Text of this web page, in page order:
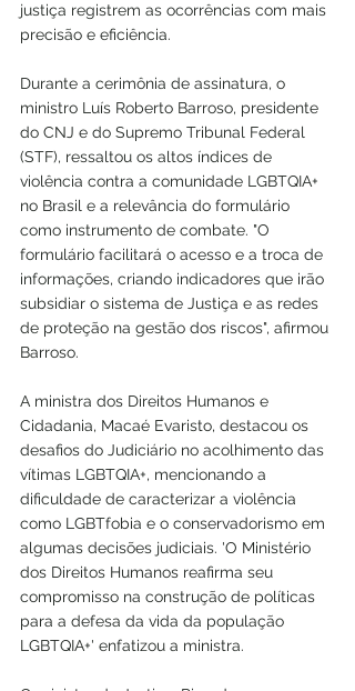
justiça registrem as ocorrências com mais
precisão e eficiência.
Durante a cerimônia de assinatura, o
ministro Luís Roberto Barroso, presidente
do CNJ e do Supremo Tribunal Federal
(STF), ressaltou os altos índices de
violência contra a comunidade LGBTQIA+
no Brasil e a relevância do formulário
como instrumento de combate. "O
formulário facilitará o acesso e a troca de
informações, criando indicadores que irão
subsidiar o sistema de Justiça e as redes
de proteção na gestão dos riscos", afirmou
Barroso.
A ministra dos Direitos Humanos e
Cidadania, Macaé Evaristo, destacou os
desafios do Judiciário no acolhimento das
vítimas LGBTQIA+, mencionando a
dificuldade de caracterizar a violência
como LGBTfobia e o conservadorismo em
algumas decisões judiciais. 'O Ministério
dos Direitos Humanos reafirma seu
compromisso na construção de políticas
para a defesa da vida da população
LGBTQIA+' enfatizou a ministra.